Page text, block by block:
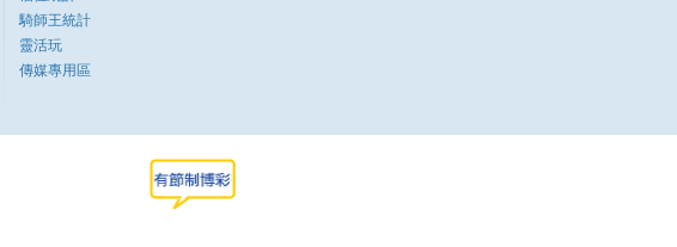
騎師王統計
靈活玩
傳媒專用區